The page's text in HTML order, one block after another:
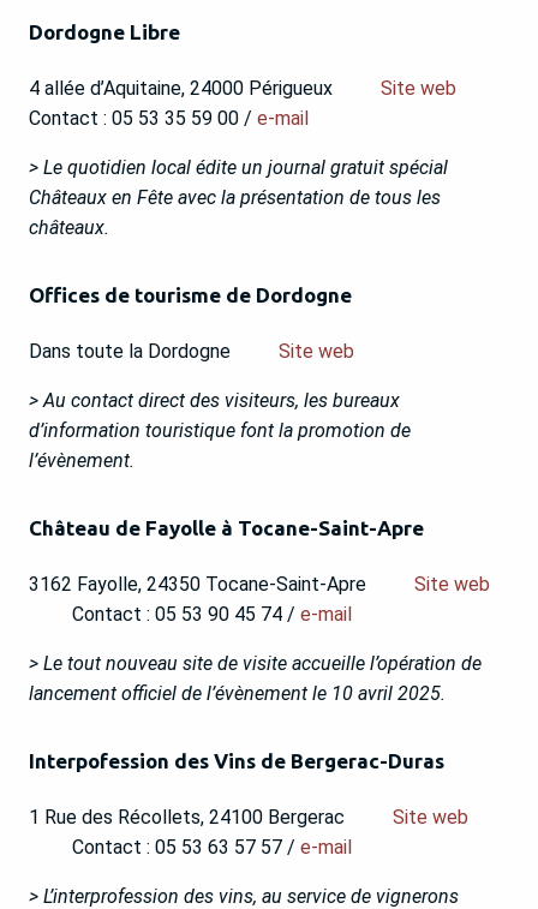
Dordogne Libre
4 allée d’Aquitaine, 24000 Périgueux Site web
Contact : 05 53 35 59 00 / e-mail
> Le quotidien local édite un journal gratuit spécial
Châteaux en Fête avec la présentation de tous les
châteaux.
Offices de tourisme de Dordogne
Dans toute la Dordogne Site web
> Au contact direct des visiteurs, les bureaux
d’information touristique font la promotion de
l’évènement.
Château de Fayolle à Tocane-Saint-Apre
3162 Fayolle, 24350 Tocane-Saint-Apre Site web
Contact : 05 53 90 45 74 / e-mail
> Le tout nouveau site de visite accueille l’opération de
lancement officiel de l’évènement le 10 avril 2025.
Interpofession des Vins de Bergerac-Duras
1 Rue des Récollets, 24100 Bergerac Site web
Contact : 05 53 63 57 57 / e-mail
> L’interprofession des vins, au service de vignerons